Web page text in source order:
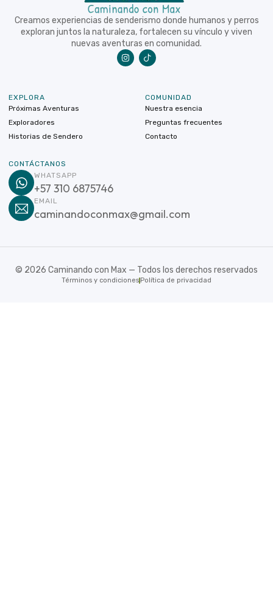
Creamos experiencias de senderismo donde humanos y perros
exploran juntos la naturaleza, fortalecen su vínculo y viven
nuevas aventuras en comunidad.
EXPLORA
Próximas Aventuras
Exploradores
Historias de Sendero
COMUNIDAD
Nuestra esencia
Preguntas frecuentes
Contacto
CONTÁCTANOS
WHATSAPP
+57 310 6875746
EMAIL
caminandoconmax@gmail.com
© 2026 Caminando con Max — Todos los derechos reservados
Términos y condiciones Política de privacidad